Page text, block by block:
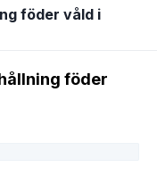
föder våld i
föder